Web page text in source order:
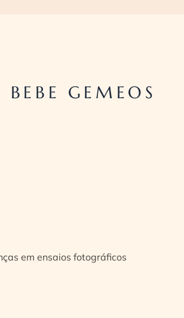
GEMEOS
em ensaios fotográficos